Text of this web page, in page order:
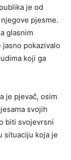
je od
pjesme.
glasnim
pokazivalo
koji ga
je pjevač, osim
svojih
biti svojevrsni
situaciju koja je